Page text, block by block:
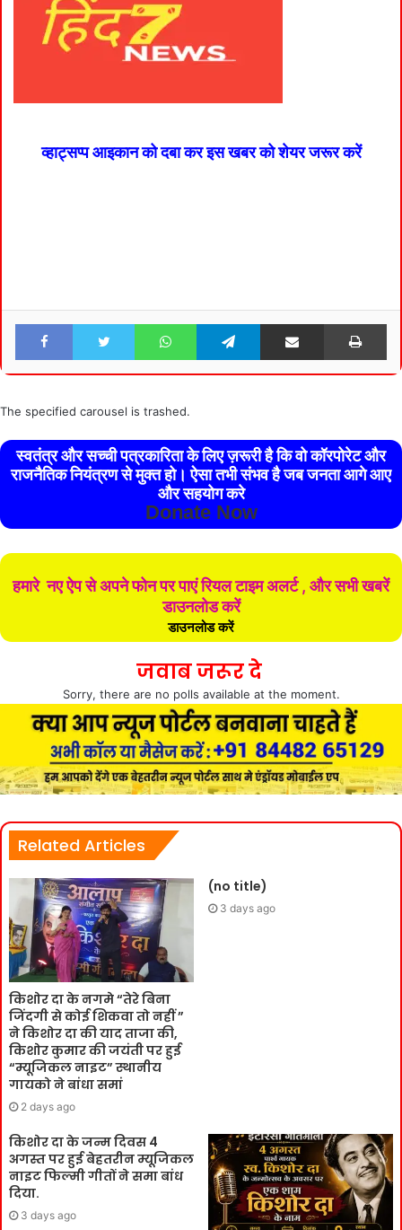
व्हाट्सप्प आइकान को दबा कर इस खबर को शेयर जरूर करें
Facebook Twitter WhatsApp Telegram Share via Email
The specified carousel is trashed.
स्वतंत्र और सच्ची पत्रकारिता के लिए ज़रूरी है कि वो कॉरपोरेट और
राजनैतिक नियंत्रण से मुक्त हो। ऐसा तभी संभव है जब जनता आगे आए
और सहयोग करे
Donate Now
हमारे नए ऐप से अपने फोन पर पाएं रियल टाइम अलर्ट , और सभी खबरें
डाउनलोड करें
डाउनलोड करें
जवाब जरूर दे
Sorry, there are no polls available at the moment.
Related Articles
किशोर दा के नगमे “तेरे बिना
जिंदगी से कोई शिकवा तो नहीं ”
ने किशोर दा की याद ताजा की,
किशोर कुमार की जयंती पर हुई
“म्यूजिकल नाइट” स्थानीय
गायको ने बांधा समां
2 days ago
(no title)
3 days ago
किशोर दा के जन्म दिवस 4
अगस्त पर हुई बेहतरीन म्यूजिकल
नाइट फिल्मी गीतों ने समा बांध
दिया.
3 days ago